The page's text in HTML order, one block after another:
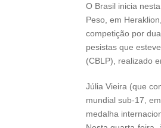
O Brasil inicia
Peso, em
competição por
pesistas que
(CBLP), realizado
Júlia Vieira (que
mundial sub-17,
medalha